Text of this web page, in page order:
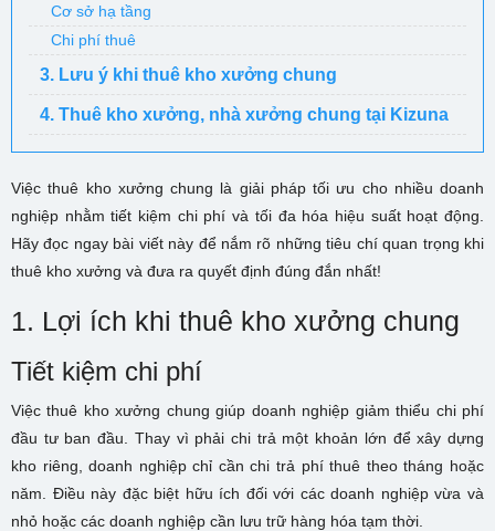
Cơ sở hạ tầng
Chi phí thuê
3. Lưu ý khi thuê kho xưởng chung
4. Thuê kho xưởng, nhà xưởng chung tại Kizuna
Việc thuê kho xưởng chung là giải pháp tối ưu cho nhiều doanh
nghiệp nhằm tiết kiệm chi phí và tối đa hóa hiệu suất hoạt động.
Hãy đọc ngay bài viết này để nắm rõ những tiêu chí quan trọng khi
thuê kho xưởng và đưa ra quyết định đúng đắn nhất!
1. Lợi ích khi thuê kho xưởng chung
Tiết kiệm chi phí
Việc thuê kho xưởng chung giúp doanh nghiệp giảm thiểu chi phí
đầu tư ban đầu. Thay vì phải chi trả một khoản lớn để xây dựng
kho riêng, doanh nghiệp chỉ cần chi trả phí thuê theo tháng hoặc
năm. Điều này đặc biệt hữu ích đối với các doanh nghiệp vừa và
nhỏ hoặc các doanh nghiệp cần lưu trữ hàng hóa tạm thời.